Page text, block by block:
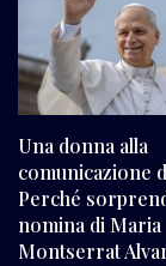
Una donna alla
comunicazione
Perché
nomina di Maria
Montserrat